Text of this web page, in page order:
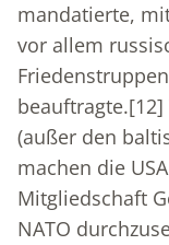
mandatierte,
vor allem
beauftragte.[12]
(außer den
machen die
Mitgliedschaft
NATO